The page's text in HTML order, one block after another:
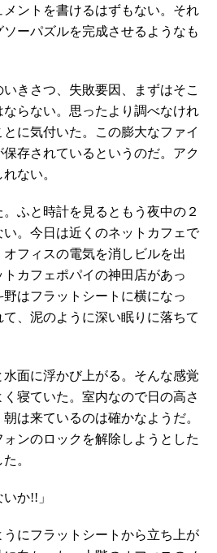
ントを書けるはずもない。それ
ーパズルを完成させるようなも
きさつ、失敗要因、まずはそこ
らない。思ったより調べなけれ
に気付いた。この膨大なファイ
存されているというのだ。アク
ない。
ふと時計を見るともう夜中の２
。今日は近くのネットカフェで
フィスの電気を消しビルを出
カフェポパイの神田店があっ
はフラットシートに横になっ
、泥のように深い眠りに落ちて
面に浮かび上がる。そんな感覚
寝ていた。室内なので日の高さ
は来ているのは確かなようだ。
ンのロックを解除しようとした
。
か!!」
にフラットシートから立ち上が